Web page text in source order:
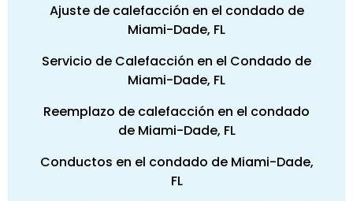
Ajuste de calefacción en el condado de
Miami-Dade, FL
Servicio de Calefacción en el Condado de
Miami-Dade, FL
Reemplazo de calefacción en el condado
de Miami-Dade, FL
Conductos en el condado de Miami-Dade,
FL